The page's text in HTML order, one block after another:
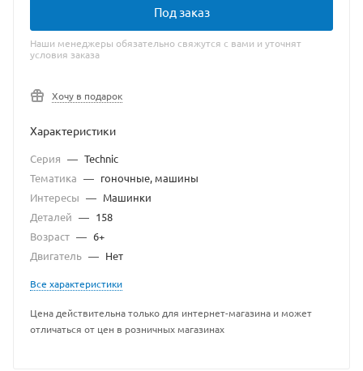
Под заказ
Наши менеджеры обязательно свяжутся с вами и уточнят
условия заказа
Хочу в подарок
Характеристики
Серия — Technic
Тематика — гоночные, машины
Интересы — Машинки
Деталей — 158
Возраст — 6+
Двигатель — Нет
Все характеристики
Цена действительна только для интернет-магазина и может
отличаться от цен в розничных магазинах